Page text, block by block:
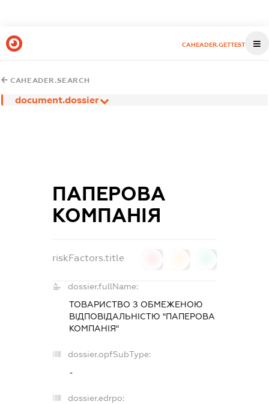
CAHEADER.GETTEST
CAHEADER.SEARCH
document.dossier
ПАПЕРОВА
КОМПАНІЯ
riskFactors.title
dossier.fullName:
ТОВАРИСТВО З ОБМЕЖЕНОЮ
ВІДПОВІДАЛЬНІСТЮ "ПАПЕРОВА
КОМПАНІЯ"
dossier.opfSubType:
-
dossier.edrpo: